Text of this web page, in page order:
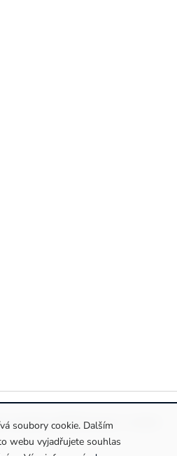
soubory cookie. Dalším
webu vyjadřujete souhlas
osobních údajůInformace o cookies